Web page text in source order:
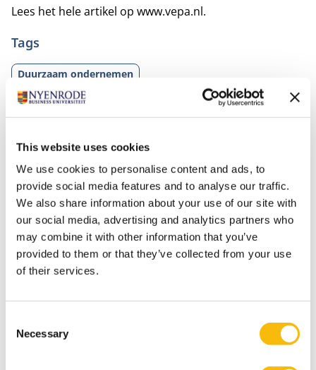
This website uses cookies
We use cookies to personalise content and ads, to
provide social media features and to analyse our traffic.
We also share information about your use of our site with
our social media, advertising and analytics partners who
may combine it with other information that you’ve
provided to them or that they’ve collected from your use
of their services.
Selection
Necessary
Lees het hele artikel op www.vepa.nl.
Tags
Duurzaam ondernemen
Gerelateerde opleidingen